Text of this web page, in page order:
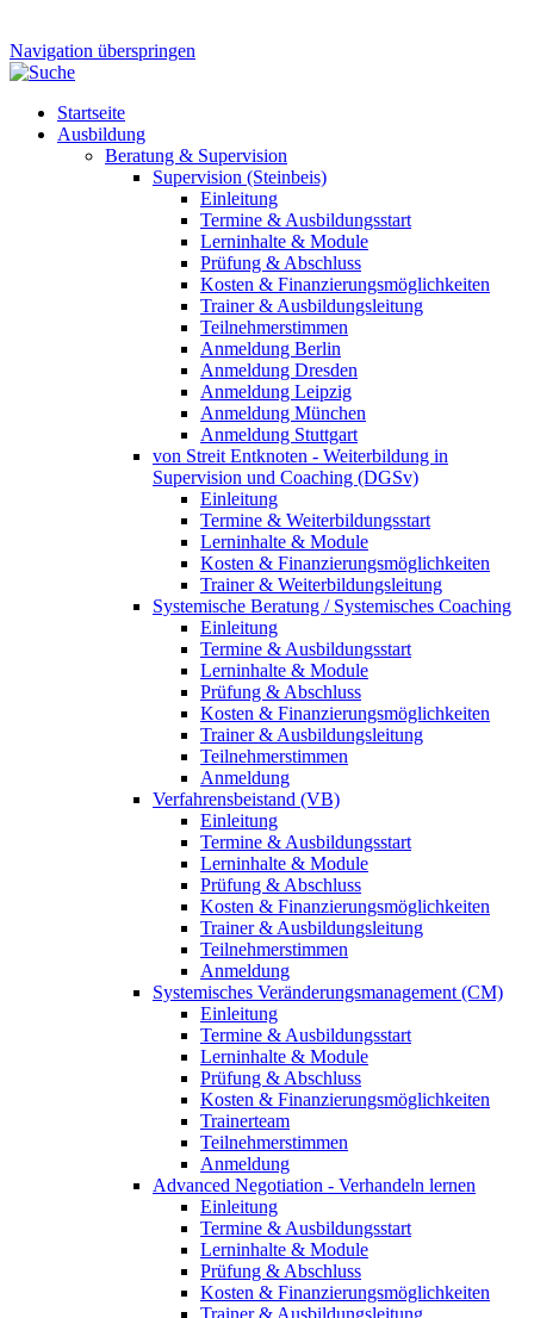
Navigation überspringen
Startseite
Ausbildung
Beratung & Supervision
Supervision (Steinbeis)
Einleitung
Termine & Ausbildungsstart
Lerninhalte & Module
Prüfung & Abschluss
Kosten & Finanzierungsmöglichkeiten
Trainer & Ausbildungsleitung
Teilnehmerstimmen
Anmeldung Berlin
Anmeldung Dresden
Anmeldung Leipzig
Anmeldung München
Anmeldung Stuttgart
von Streit Entknoten - Weiterbildung in
Supervision und Coaching (DGSv)
Einleitung
Termine & Weiterbildungsstart
Lerninhalte & Module
Kosten & Finanzierungsmöglichkeiten
Trainer & Weiterbildungsleitung
Systemische Beratung / Systemisches Coaching
Einleitung
Termine & Ausbildungsstart
Lerninhalte & Module
Prüfung & Abschluss
Kosten & Finanzierungsmöglichkeiten
Trainer & Ausbildungsleitung
Teilnehmerstimmen
Anmeldung
Verfahrensbeistand (VB)
Einleitung
Termine & Ausbildungsstart
Lerninhalte & Module
Prüfung & Abschluss
Kosten & Finanzierungsmöglichkeiten
Trainer & Ausbildungsleitung
Teilnehmerstimmen
Anmeldung
Systemisches Veränderungsmanagement (CM)
Einleitung
Termine & Ausbildungsstart
Lerninhalte & Module
Prüfung & Abschluss
Kosten & Finanzierungsmöglichkeiten
Trainerteam
Teilnehmerstimmen
Anmeldung
Advanced Negotiation - Verhandeln lernen
Einleitung
Termine & Ausbildungsstart
Lerninhalte & Module
Prüfung & Abschluss
Kosten & Finanzierungsmöglichkeiten
Trainer & Ausbildungsleitung